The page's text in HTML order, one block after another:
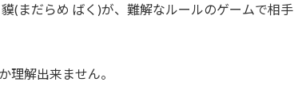
(まだらめ ばく)が、難解なルールのゲームで相手
理解出来ません。